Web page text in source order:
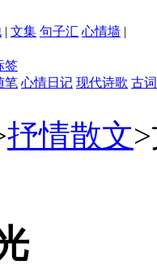
| 文集 句子汇 心情墙 |
签
笔 心情日记 现代诗歌 古
抒情散文>